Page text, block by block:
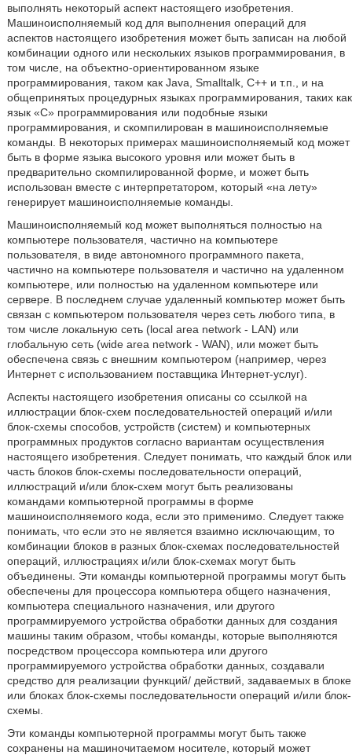
выполнять некоторый аспект настоящего изобретения.
Машиноисполняемый код для выполнения операций для
аспектов настоящего изобретения может быть записан на любой
комбинации одного или нескольких языков программирования, в
том числе, на объектно-ориентированном языке
программирования, таком как Java, Smalltalk, C++ и т.п., и на
общепринятых процедурных языках программирования, таких как
язык «С» программирования или подобные языки
программирования, и скомпилирован в машиноисполняемые
команды. В некоторых примерах машиноисполняемый код может
быть в форме языка высокого уровня или может быть в
предварительно скомпилированной форме, и может быть
использован вместе с интерпретатором, который «на лету»
генерирует машиноисполняемые команды.
Машиноисполняемый код может выполняться полностью на
компьютере пользователя, частично на компьютере
пользователя, в виде автономного программного пакета,
частично на компьютере пользователя и частично на удаленном
компьютере, или полностью на удаленном компьютере или
сервере. В последнем случае удаленный компьютер может быть
связан с компьютером пользователя через сеть любого типа, в
том числе локальную сеть (local area network - LAN) или
глобальную сеть (wide area network - WAN), или может быть
обеспечена связь с внешним компьютером (например, через
Интернет с использованием поставщика Интернет-услуг).
Аспекты настоящего изобретения описаны со ссылкой на
иллюстрации блок-схем последовательностей операций и/или
блок-схемы способов, устройств (систем) и компьютерных
программных продуктов согласно вариантам осуществления
настоящего изобретения. Следует понимать, что каждый блок или
часть блоков блок-схемы последовательности операций,
иллюстраций и/или блок-схем могут быть реализованы
командами компьютерной программы в форме
машиноисполняемого кода, если это применимо. Следует также
понимать, что если это не является взаимно исключающим, то
комбинации блоков в разных блок-схемах последовательностей
операций, иллюстрациях и/или блок-схемах могут быть
объединены. Эти команды компьютерной программы могут быть
обеспечены для процессора компьютера общего назначения,
компьютера специального назначения, или другого
программируемого устройства обработки данных для создания
машины таким образом, чтобы команды, которые выполняются
посредством процессора компьютера или другого
программируемого устройства обработки данных, создавали
средство для реализации функций/ действий, задаваемых в блоке
или блоках блок-схемы последовательности операций и/или блок-
схемы.
Эти команды компьютерной программы могут быть также
сохранены на машиночитаемом носителе, который может